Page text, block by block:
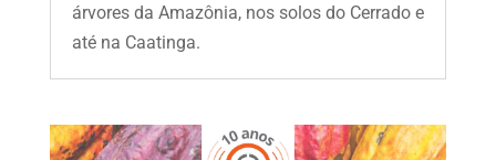
árvores da Amazônia, nos solos do Cerrado e
até na Caatinga.